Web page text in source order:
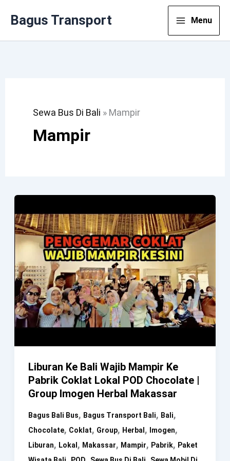
Bagus Transport Menu
Sewa Bus Di Bali » Mampir
Mampir
Liburan Ke Bali Wajib Mampir Ke
Pabrik Coklat Lokal POD Chocolate |
Group Imogen Herbal Makassar
Bagus Bali Bus, Bagus Transport Bali, Bali,
Chocolate, Coklat, Group, Herbal , Imogen,
Liburan, Lokal , Makassar, Mampir, Pabrik, Paket